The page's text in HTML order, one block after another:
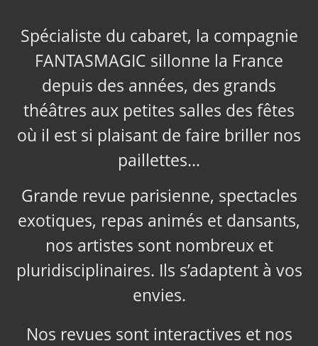
Spécialiste du cabaret, la compagnie
FANTASMAGIC sillonne la France
depuis des années, des grands
théâtres aux petites salles des fêtes
où il est si plaisant de faire briller nos
paillettes…
Grande revue parisienne, spectacles
exotiques, repas animés et dansants,
nos artistes sont nombreux et
pluridisciplinaires. Ils s’adaptent à vos
envies.
Nos revues sont interactives et nos